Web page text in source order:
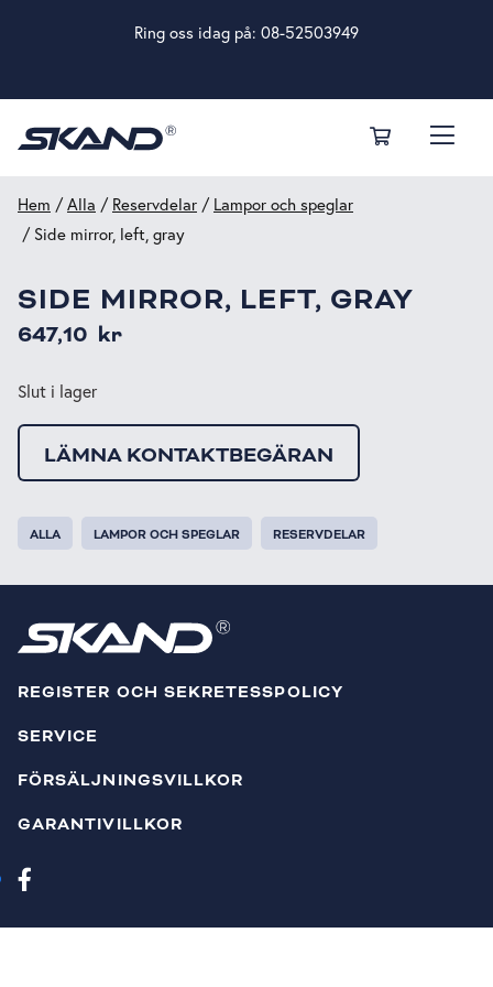
Ring oss idag på: 08-52503949
Hem /Alla / Reservdelar / Lampor och speglar
/ Side mirror, left, gray
SIDE MIRROR, LEFT, GRAY
647,10 kr
Slut i lager
LÄMNA KONTAKTBEGÄRAN
ALLA LAMPOR OCH SPEGLAR RESERVDELAR
REGISTER OCH SEKRETESSPOLICY
SERVICE
FÖRSÄLJNINGSVILLKOR
GARANTIVILLKOR